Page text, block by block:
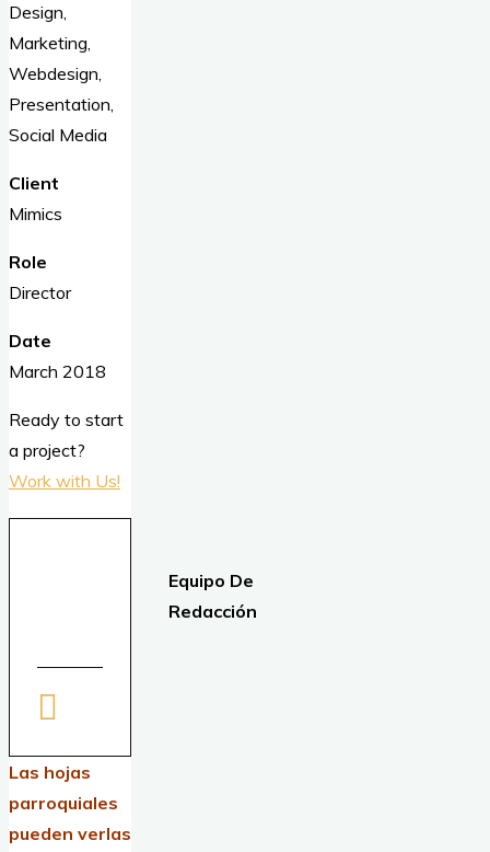
Design,
Marketing,
Webdesign,
Presentation,
Social Media
Client
Mimics
Role
Director
Date
March 2018
Ready to start
a project?
Work with Us!
Equipo De
Redacción
Las hojas
parroquiales
pueden verlas